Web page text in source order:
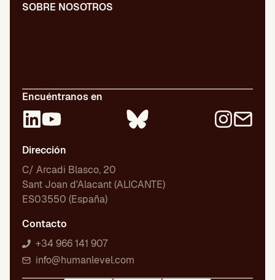
SOBRE NOSOTROS
Encuéntranos en
Dirección
C/ Arcadi Blasco, 20
Sant Joan d'Alacant (ALICANTE)
ES03550 (España)
Contacto
+34 966 141 907
info@humanlevel.com